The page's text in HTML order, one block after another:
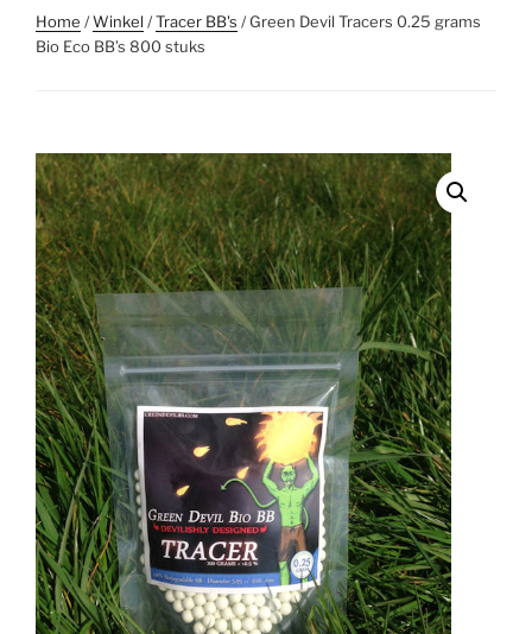
Home /Winkel/Tracer BB's / Green Devil Tracers 0.25 grams
Bio Eco BB’s 800 stuks